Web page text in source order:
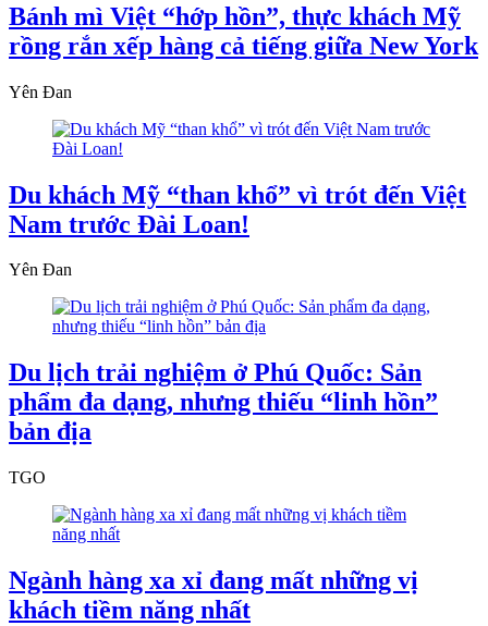
Bánh mì Việt “hớp hồn”, thực khách Mỹ
rồng rắn xếp hàng cả tiếng giữa New York
Yên Đan
Du khách Mỹ “than khổ” vì trót đến Việt
Nam trước Đài Loan!
Yên Đan
Du lịch trải nghiệm ở Phú Quốc: Sản
phẩm đa dạng, nhưng thiếu “linh hồn”
bản địa
TGO
Ngành hàng xa xỉ đang mất những vị
khách tiềm năng nhất